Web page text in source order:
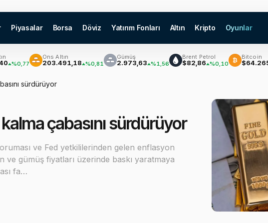
Piyasalar Borsa Döviz Yatırım Fonları Altın Kripto Oyunlar
Ons Altın
203.491,18 %0,81
Gümüş
2.973,63 %1,56
Brent Petrol
$82,86 %0,10 ₿
Bitcoin
$64.265,82
sürdürüyor
çabasını sürdürüyor
ve Fed yetkililerinden gelen enflasyon
ve gümüş fiyatları üzerinde baskı yaratmaya
fa…